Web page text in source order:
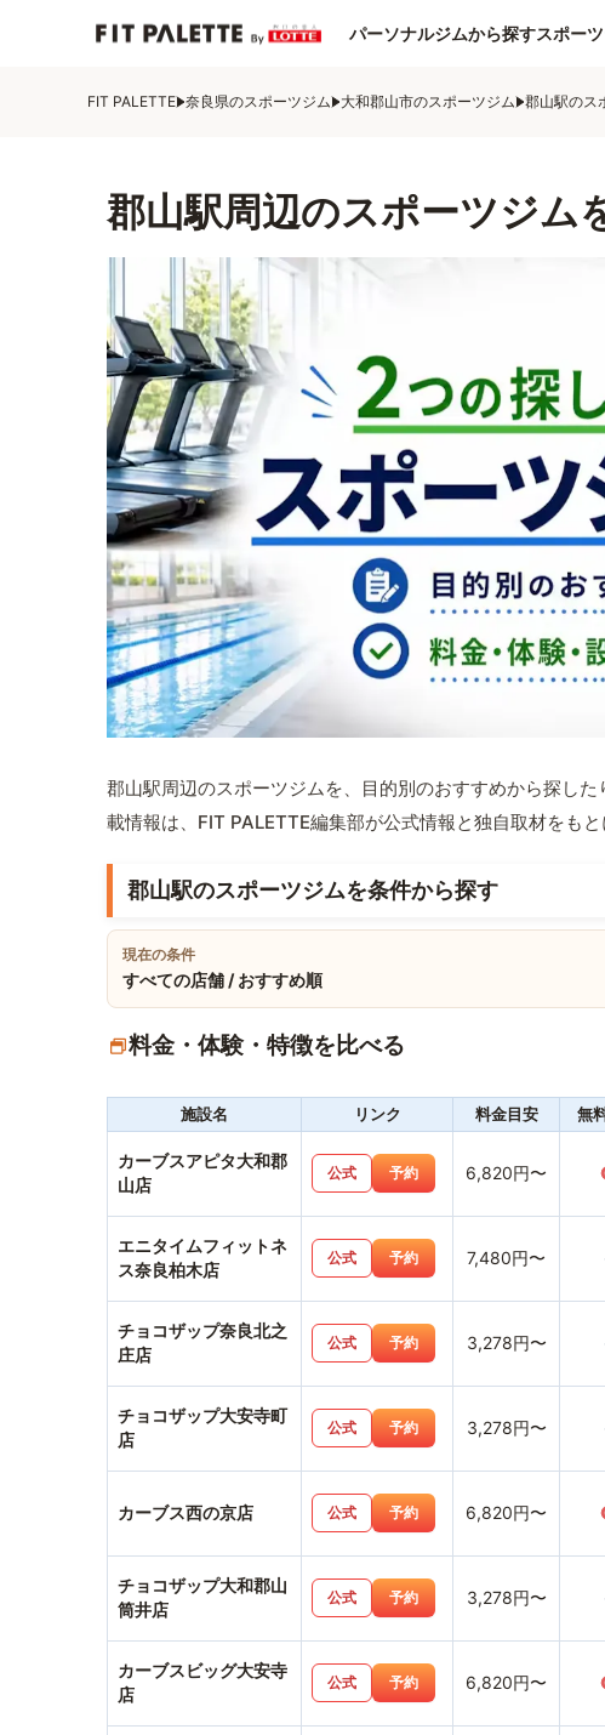
パーソナルジムから探すスポー
FIT PALETTE 奈良県のスポーツジム 大和郡山市のスポーツジム 郡山駅のス
郡山駅周辺のスポーツジム
郡山駅周辺のスポーツジムを、目的別のおすすめから探し
載情報は、FIT PALETTE編集部が公式情報と独自取材をもと
郡山駅のスポーツジムを条件から探す
現在の条件
すべての店舗 / おすすめ順
料金・体験・特徴を比べる
施設名 リンク 料金目安 無
カーブスアピタ大和郡
山店
公式 予約 6,820円〜
エニタイムフィットネ
ス奈良柏木店
公式 予約 7,480円〜
チョコザップ奈良北之
庄店
公式 予約 3,278円〜
チョコザップ大安寺町
店
公式 予約 3,278円〜
カーブス西の京店 公式 予約 6,820円〜
チョコザップ大和郡山
筒井店
公式 予約 3,278円〜
カーブスビッグ大安寺
店
公式 予約 6,820円〜